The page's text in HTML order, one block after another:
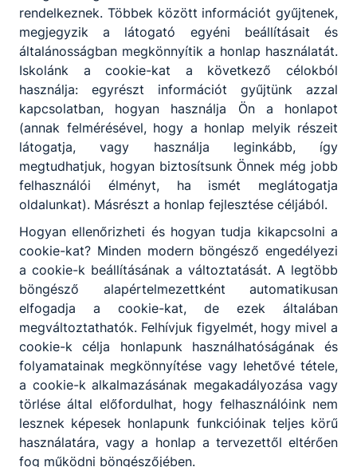
Kirándulás a Safari Parkban
2025. 10. 17-én iskolánk négy tanulója vett
részt a Szolnoki SzC Green Cseppnyi Zöld
munkacsoportja által szervezett
kiránduláson.
2025. nov. 10. Kollár Eszter
Állatvédelmi előadás
2025.október 2-án a hagyományainkhoz
hìven állatvédelmi előadást tartott Bóka
rendelkeznek. Többek között információt gyűjtenek,
megjegyzik a látogató egyéni beállításait és
általánosságban megkönnyítik a honlap használatát.
Iskolánk a cookie-kat a következő célokból
használja: egyrészt információt gyűjtünk azzal
kapcsolatban, hogyan használja Ön a honlapot
(annak felmérésével, hogy a honlap melyik részeit
látogatja, vagy használja leginkább, így
megtudhatjuk, hogyan biztosítsunk Önnek még jobb
felhasználói élményt, ha ismét meglátogatja
oldalunkat). Másrészt a honlap fejlesztése céljából.
Hogyan ellenőrizheti és hogyan tudja kikapcsolni a
cookie-kat? Minden modern böngésző engedélyezi
a cookie-k beállításának a változtatását. A legtöbb
böngésző alapértelmezettként automatikusan
elfogadja a cookie-kat, de ezek általában
megváltoztathatók. Felhívjuk figyelmét, hogy mivel a
cookie-k célja honlapunk használhatóságának és
folyamatainak megkönnyítése vagy lehetővé tétele,
a cookie-k alkalmazásának megakadályozása vagy
törlése által előfordulhat, hogy felhasználóink nem
lesznek képesek honlapunk funkcióinak teljes körű
használatára, vagy a honlap a tervezettől eltérően
fog működni böngészőjében.